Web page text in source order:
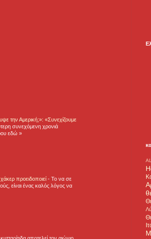
την Αμερική;»: «Συνεχίζουμε
συνεχόμενη χρονιά
εδώ »
προειδοποιεί- Το να σε
είναι ένας καλός λόγος να